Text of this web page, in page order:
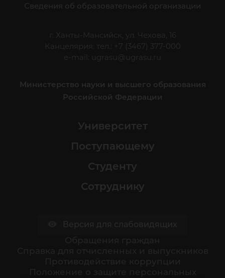
Сведения об образовательной организации
г. Ханты-Мансийск, ул. Чехова, 16
Канцелярия: тел.: +7 (3467) 377-000
e-mail:
ugrasu@ugrasu.ru
Министерство науки и высшего образования
Российской Федерации
Университет
Поступающему
Студенту
Сотруднику